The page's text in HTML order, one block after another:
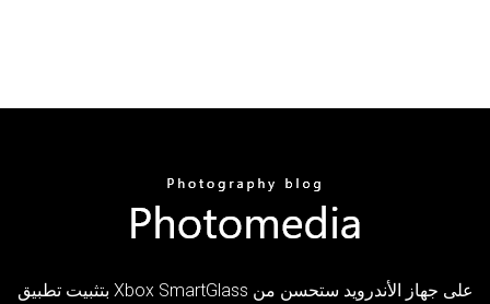
بتثبيت تطبيق Xbox SmartGlass على جهاز الأندرويد ستحسن من